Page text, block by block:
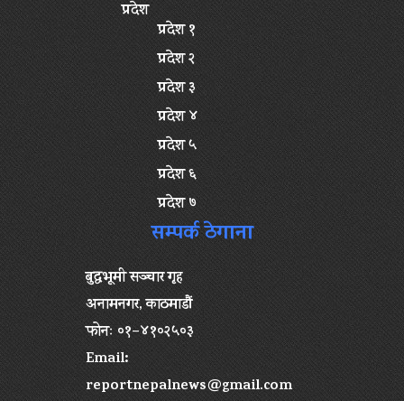
प्रदेश
प्रदेश १
प्रदेश २
प्रदेश ३
प्रदेश ४
प्रदेश ५
प्रदेश ६
प्रदेश ७
सम्पर्क ठेगाना
बुद्धभूमी सञ्चार गृह
अनामनगर, काठमाडौं
फोनः ०१–४१०२५०३
Email:
reportnepalnews@gmail.com